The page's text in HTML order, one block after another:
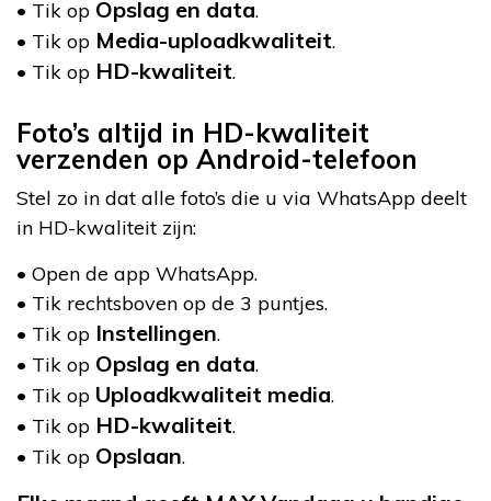
• Tik op Opslag en data.
• Tik op Media-uploadkwaliteit.
• Tik op HD-kwaliteit.
Foto’s altijd in HD-kwaliteit
verzenden op Android-telefoon
Stel zo in dat alle foto’s die u via WhatsApp deelt
in HD-kwaliteit zijn:
• Open de app WhatsApp.
• Tik rechtsboven op de 3 puntjes.
• Tik op Instellingen.
• Tik op Opslag en data.
• Tik op Uploadkwaliteit media.
• Tik op HD-kwaliteit.
• Tik op Opslaan.